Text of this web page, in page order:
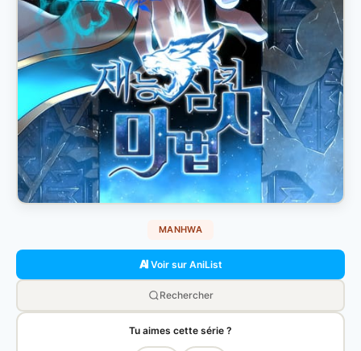
MANHWA
Voir sur AniList
Rechercher
Tu aimes cette série ?